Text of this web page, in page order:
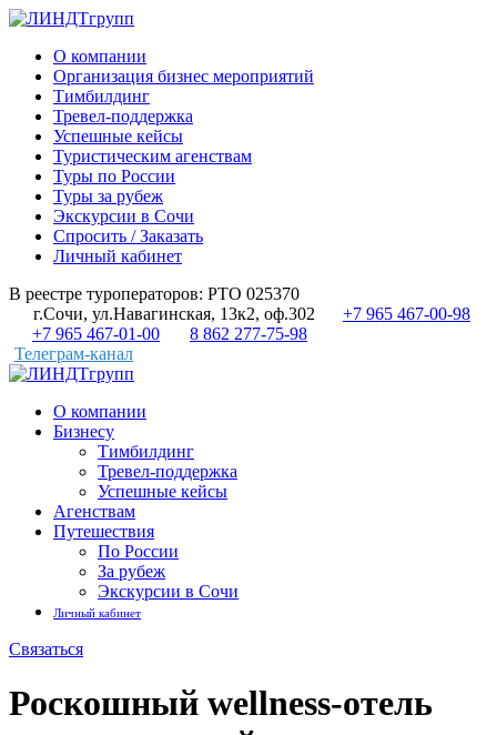
О компании
Организация бизнес мероприятий
Тимбилдинг
Тревел-поддержка
Успешные кейсы
Туристическим агенствам
Туры по России
Туры за рубеж
Экскурсии в Сочи
Спросить / Заказать
Личный кабинет
В реестре туроператоров: РТО 025370
г.Сочи, ул.Навагинская, 13к2, оф.302
+7 965 467-00-98
+7 965 467-01-00
8 862 277-75-98
Телеграм-канал
О компании
Бизнесу
Тимбилдинг
Тревел-поддержка
Успешные кейсы
Агенствам
Путешествия
По России
За рубеж
Экскурсии в Сочи
Личный кабинет
Связаться
Роскошный wellness-отель